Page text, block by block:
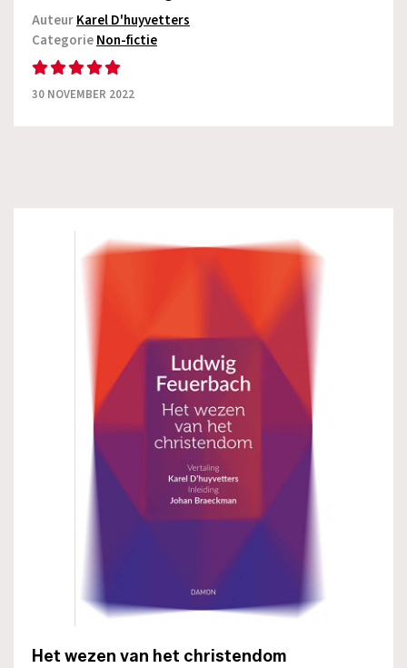
AuteurKarel D'huyvetters
CategorieNon-fictie
30 NOVEMBER 2022
Het wezen van het christendom